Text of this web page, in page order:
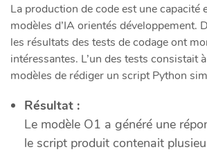
La production de code est une capacité
modèles d’IA orientés développement.
les résultats des tests de codage ont
intéressantes. L’un des tests consistait
modèles de rédiger un script Python
Résultat :
Le modèle O1 a généré une
le script produit contenait